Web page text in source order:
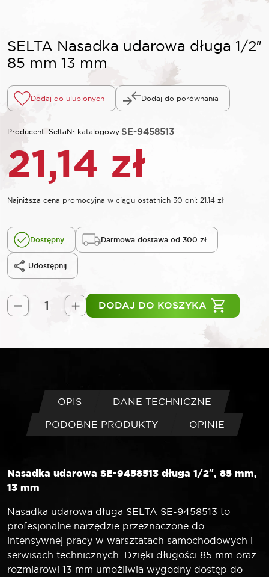
SELTA Nasadka udarowa długa 1/2″
85 mm 13 mm
Dodaj do ulubionych Dodaj do porównania
Producent: SeltaNr katalogowy:SE-9458513
21,14 zł
Najniższa cena promocyjna w ciągu ostatnich 30 dni: 21,14 zł
Dostępny Darmowa dostawa od 300 zł
Udostępnij
ilość
13
DODAJ DO KOSZYKA
OPIS
DANE TECHNICZNE
PODOBNE PRODUKTY
OPINIE
Nasadka udarowa SE-9458513 długa 1/2″, 85 mm,
13 mm
Nasadka udarowa długa SELTA SE-9458513 to
profesjonalne narzędzie przeznaczone do
intensywnej pracy w warsztatach samochodowych i
serwisach technicznych. Dzięki długości 85 mm oraz
rozmiarowi 13 mm umożliwia wygodny dostęp do